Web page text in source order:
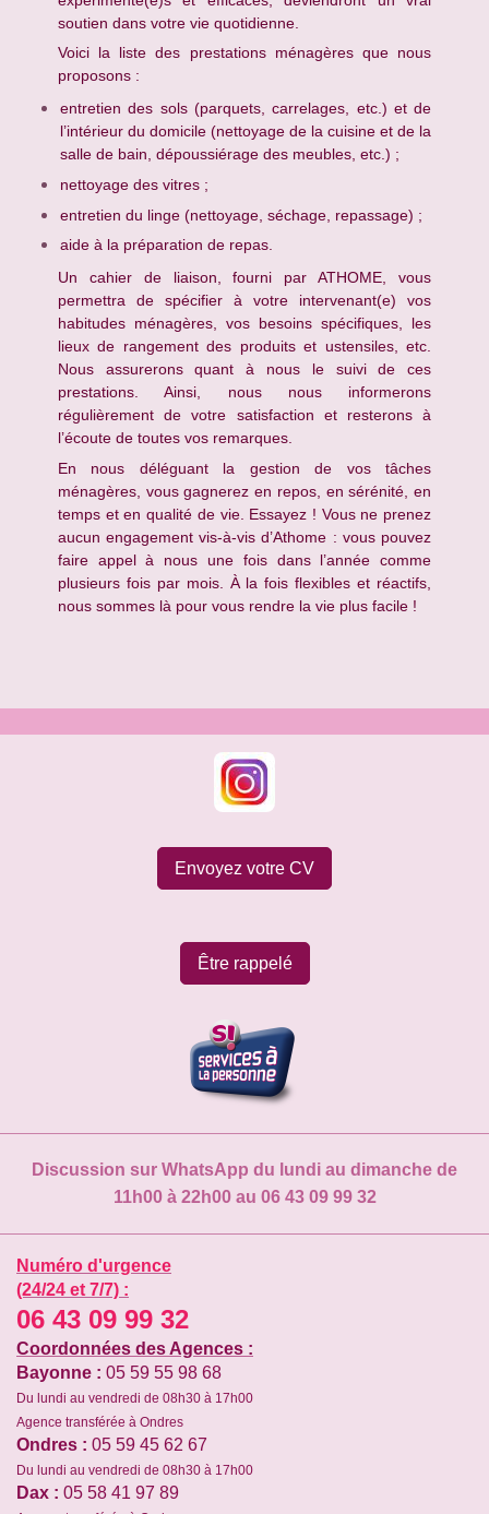
soutien dans votre vie quotidienne.
Voici la liste des prestations ménagères que nous
proposons :
entretien des sols (parquets, carrelages, etc.) et de
l’intérieur du domicile (nettoyage de la cuisine et de la
salle de bain, dépoussiérage des meubles, etc.) ;
nettoyage des vitres ;
entretien du linge (nettoyage, séchage, repassage) ;
aide à la préparation de repas.
Un cahier de liaison, fourni par ATHOME, vous
permettra de spécifier à votre intervenant(e) vos
habitudes ménagères, vos besoins spécifiques, les
lieux de rangement des produits et ustensiles, etc.
Nous assurerons quant à nous le suivi de ces
prestations. Ainsi, nous nous informerons
régulièrement de votre satisfaction et resterons à
l’écoute de toutes vos remarques.
En nous déléguant la gestion de vos tâches
ménagères, vous gagnerez en repos, en sérénité, en
temps et en qualité de vie. Essayez ! Vous ne prenez
aucun engagement vis-à-vis d’Athome : vous pouvez
faire appel à nous une fois dans l’année comme
plusieurs fois par mois. À la fois flexibles et réactifs,
nous sommes là pour vous rendre la vie plus facile !
Envoyez votre CV
Être rappelé
Discussion sur WhatsApp du lundi au dimanche de
11h00 à 22h00 au 06 43 09 99 32
Numéro d'urgence
(24/24 et 7/7) :
06 43 09 99 32
Coordonnées des Agences :
Bayonne : 05 59 55 98 68
Du lundi au vendredi de 08h30 à 17h00
Agence transférée à Ondres
Ondres : 05 59 45 62 67
Du lundi au vendredi de 08h30 à 17h00
Dax : 05 58 41 97 89